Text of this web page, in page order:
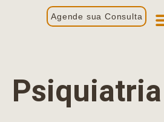
Agende sua Consulta
Psiquiatria